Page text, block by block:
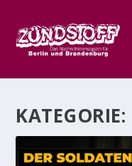
KATEGORIE: